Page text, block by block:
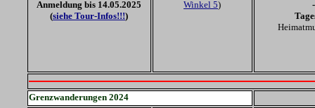
Anmeldung bis 14.05.2025
(siehe Tour-Infos!!!)
Winkel 5)
Grenzwanderungen 2024